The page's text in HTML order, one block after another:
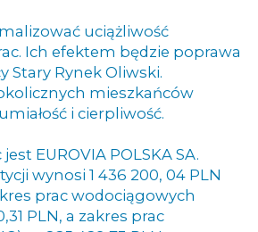
uciążliwość
Ich efektem będzie poprawa
Stary Rynek Oliwski.
mieszkańców
i cierpliwość.
EUROVIA POLSKA SA.
wynosi 1 436 200, 04 PLN
prac wodociągowych
PLN, a zakres prac